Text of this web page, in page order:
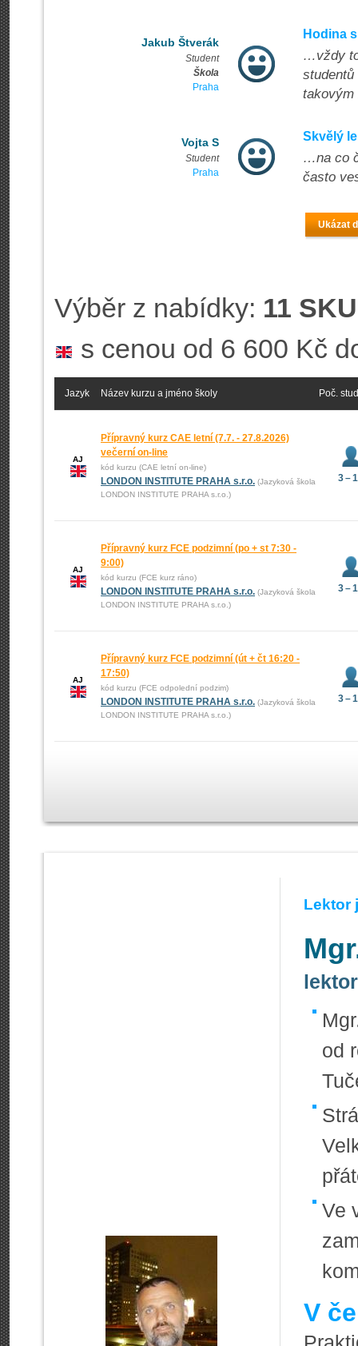
Jakub Štverák
Student
Škola
Praha
Hodina
…vždy
takovým
Vojta S
Student
Praha
Skvělý
…na co
často
Ukázat
Výběr z nabídky: 11
s cenou od 6 600 Kč
Jazyk Název kurzu a jméno školy Poč.
AJ
Přípravný kurz CAE letní (7.7. - 27.8.2026)
večerní on-line
kód kurzu (CAE letní on-line)
LONDON INSTITUTE PRAHA s.r.o. (Jazyková škola
LONDON INSTITUTE PRAHA s.r.o.)
3 –
AJ
Přípravný kurz FCE podzimní (po + st 7:30 -
9:00)
kód kurzu (FCE kurz ráno)
LONDON INSTITUTE PRAHA s.r.o. (Jazyková škola
LONDON INSTITUTE PRAHA s.r.o.)
3 –
AJ
Přípravný kurz FCE podzimní (út + čt 16:20 -
17:50)
kód kurzu (FCE odpolední podzim)
LONDON INSTITUTE PRAHA s.r.o. (Jazyková škola
LONDON INSTITUTE PRAHA s.r.o.)
3 –
Lektor
od
Ve
V